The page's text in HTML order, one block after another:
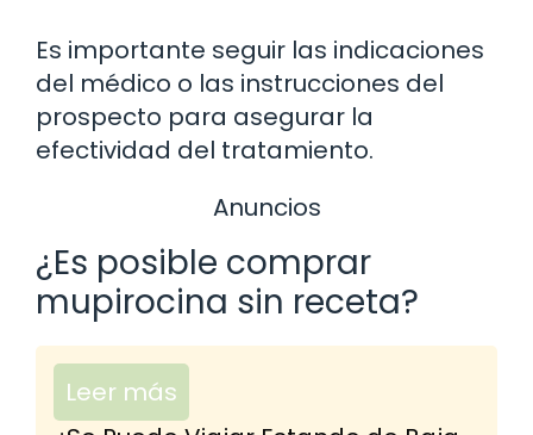
Es importante seguir las indicaciones
del médico o las instrucciones del
prospecto para asegurar la
efectividad del tratamiento.
Anuncios
¿Es posible comprar
mupirocina sin receta?
Leer más